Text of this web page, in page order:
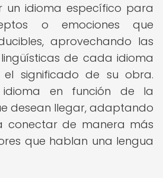
un idioma específico para
o emociones que
aprovechando las
de cada idioma
el significado de su obra.
en función de la
desean llegar, adaptando
conectar de manera más
que hablan una lengua